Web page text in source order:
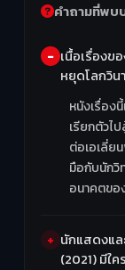
คำถามที่พบ
เนื้อเรื่องข
หยุดโลกวิน
หนังเรื่อง
เรียกตัวไ
ต่อเอเลี่ย
มือกับนักวิ
อนาคตขอ
นักแสดงแล
(2021) มีใค